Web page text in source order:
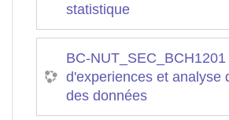
statistique
BC-NUT_SEC_BCH1201
d'experiences et analyse
des données